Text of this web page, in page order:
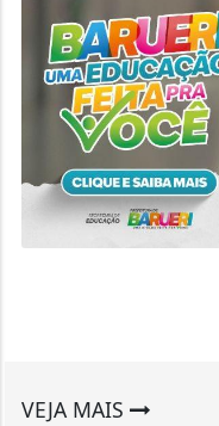
VEJA MAIS